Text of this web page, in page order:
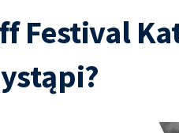
Festival